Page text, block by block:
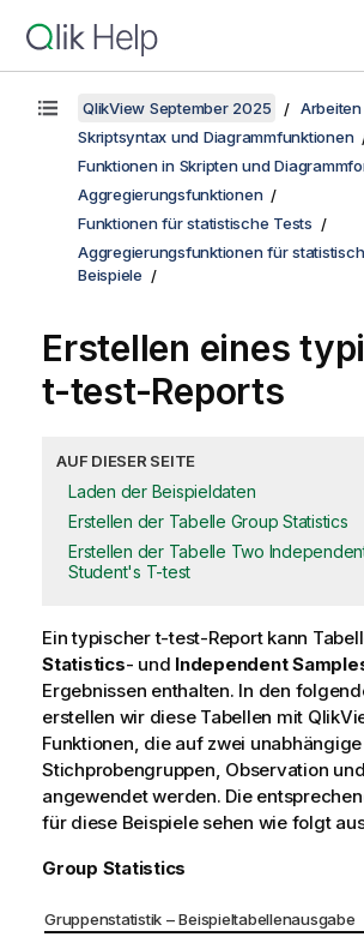
QlikView September 2025
Skriptsyntax und Diagrammfunktionen
Funktionen in Skripten und
Aggregierungsfunktionen
Funktionen für statistische Tests
Aggregierungsfunktionen für
Beispiele
Erstellen eines
t-test-Reports
AUF DIESER SEITE
Laden der Beispieldaten
Erstellen der Tabelle Group Statistics
Erstellen der Tabelle Two
Student's T-test
Ein typischert-test-Report kann
Statistics- und Independent
Ergebnissen enthalten. In den
erstellen wir diese Tabellen mit
Funktionen, die auf zwei unabhängige
Stichprobengruppen, Observation und
angewendet werden. Die
für diese Beispiele sehen wie folgt
Group Statistics
Gruppenstatistik – Beispieltabellenausgabe